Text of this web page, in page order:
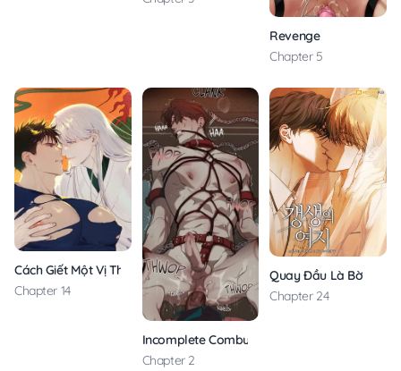
Revenge
Chapter 5
Cách Giết Một Vị Thân
Chapter 14
Incomplete Combustion
Chapter 2
Quay Đầu Là Bờ
Chapter 24